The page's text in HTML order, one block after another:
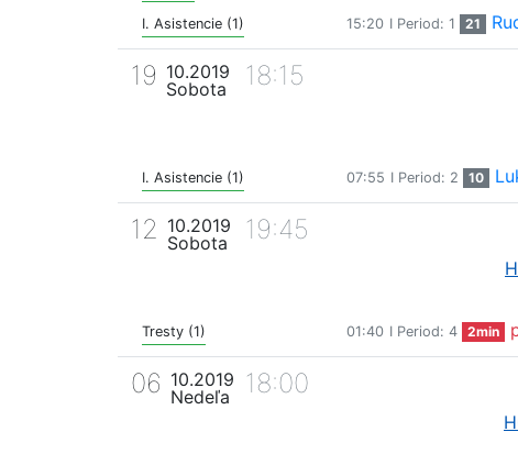
I. Asistencie (1) 15:20 I Period: 1 21
19 10.2019
Sobota
18:15
I. Asistencie (1) 07:55 I Period: 2 10
12 10.2019
Sobota
19:45
Tresty (1) 01:40 I Period: 4 2min
06 10.2019
Nedeľa
18:00